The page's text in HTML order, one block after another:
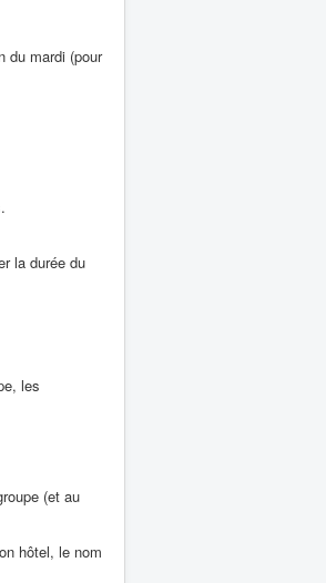
du mardi (pour
la durée du
les
(et au
hôtel, le nom